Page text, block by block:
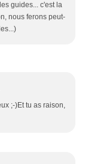
guides... c'est la
nous ferons peut-
;-)Et tu as raison,